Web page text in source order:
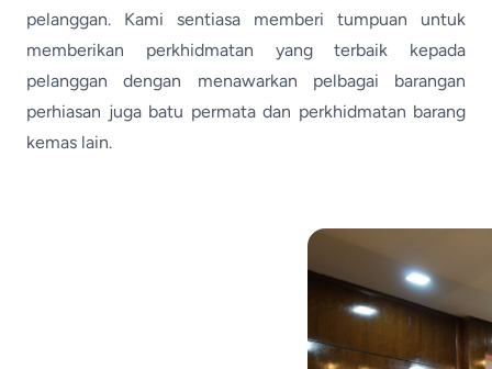
pelanggan. Kami sentiasa memberi tumpuan untuk
memberikan perkhidmatan yang terbaik kepada
pelanggan dengan menawarkan pelbagai barangan
perhiasan juga batu permata dan perkhidmatan barang
kemas lain.